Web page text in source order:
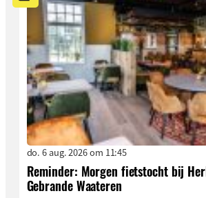
do. 6 aug. 2026 om 11:45
Reminder: Morgen fietstocht bij
Gebrande Waateren